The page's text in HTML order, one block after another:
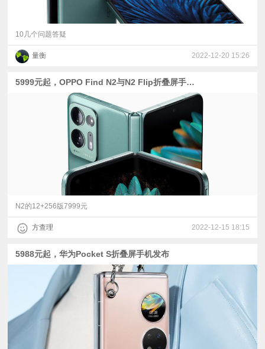
10几个问题答疑
量衡 2022-12-20 15:26
5999元起，OPPO Find N2与N2 Flip折叠屏手机发布：骁龙8+与天玑9000+
N2的12+256版7999元
方查理 2022-12-15 18:15
5988元起，华为Pocket S折叠屏手机发布